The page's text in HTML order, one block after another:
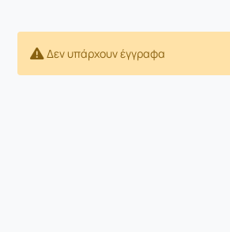
Δεν υπάρχουν έγγραφα